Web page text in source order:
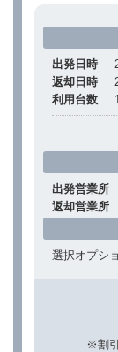
出発日時
返却日時
利用台数
出発営業所
返却営業所
選択オプシ
※割